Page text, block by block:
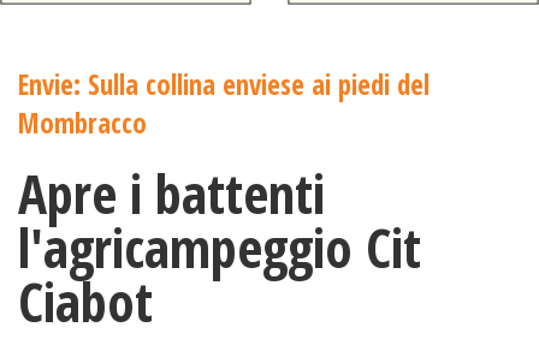
Envie: Sulla collina enviese ai piedi del
Mombracco
Apre i battenti
l'agricampeggio Cit
Ciabot